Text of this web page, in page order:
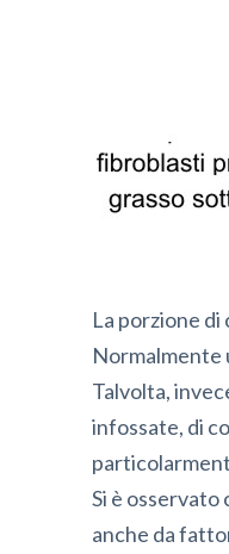
La porzione
Normalmente
Talvolta,
infossate, di
Si è
anche da